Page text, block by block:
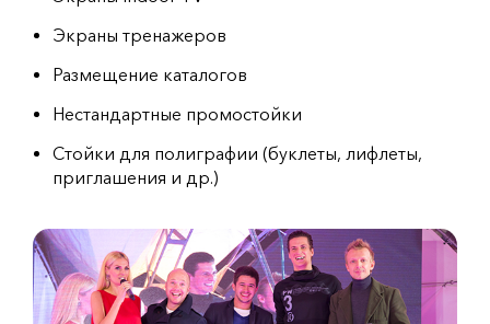
Экраны тренажеров
Размещение каталогов
Нестандартные промостойки
Стойки для полиграфии (буклеты, лифлеты,
приглашения и др.)